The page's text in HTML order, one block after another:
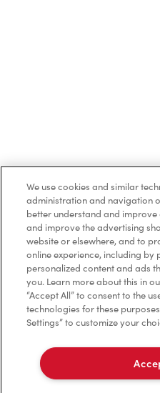
We use cookies and similar
administration and navigation
better understand and
and improve the advertising
website or elsewhere, and to
online experience, including by
personalized content and ads
you. Learn more about this in
“Accept All” to consent to the
technologies for these
Settings” to customize your